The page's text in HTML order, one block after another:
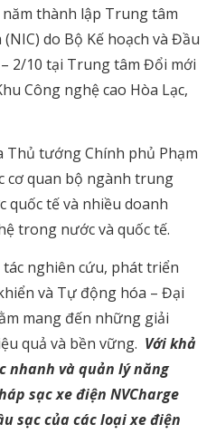
năm thành lập Trung tâm
do Bộ Kế hoạch và Đầu
2/10 tại Trung tâm Đổi mới
Công nghệ cao Hòa Lạc,
Thủ tướng Chính phủ Phạm
cơ quan bộ ngành trung
quốc tế và nhiều doanh
trong nước và quốc tế.
nghiên cứu, phát triển
và Tự động hóa – Đại
mang đến những giải
quả và bền vững. Với khả
nhanh và quản lý năng
sạc xe điện NVCharge
sạc của các loại xe điện